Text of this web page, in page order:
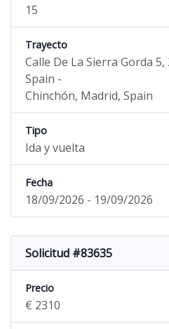
15
Trayecto
Calle De La Sierra Gorda
Spain -
Chinchón, Madrid, Spain
Tipo
Ida y vuelta
Fecha
18/09/2026 - 19/09/2026
Solicitud #83635
Precio
€ 2310